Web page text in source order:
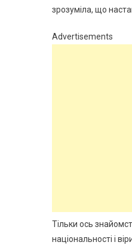
зрозуміла, що
Advertisements
Тільки ось
національності і